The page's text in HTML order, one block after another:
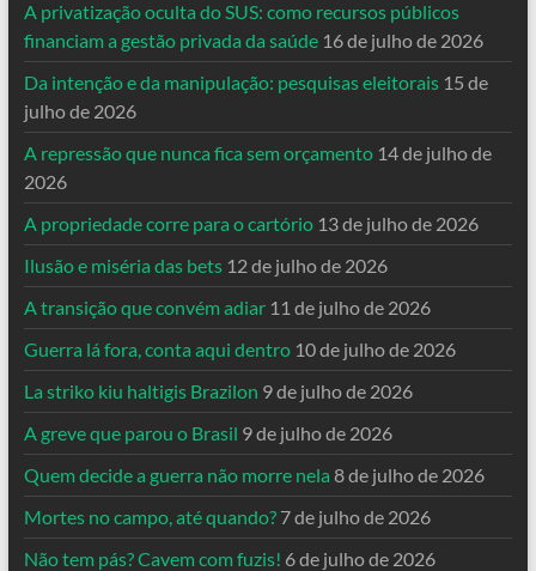
A privatização oculta do SUS: como recursos públicos
financiam a gestão privada da saúde 16 de julho de 2026
Da intenção e da manipulação: pesquisas eleitorais 15 de
julho de 2026
A repressão que nunca fica sem orçamento 14 de julho de
2026
A propriedade corre para o cartório 13 de julho de 2026
Ilusão e miséria das bets 12 de julho de 2026
A transição que convém adiar 11 de julho de 2026
Guerra lá fora, conta aqui dentro 10 de julho de 2026
La striko kiu haltigis Brazilon 9 de julho de 2026
A greve que parou o Brasil 9 de julho de 2026
Quem decide a guerra não morre nela 8 de julho de 2026
Mortes no campo, até quando? 7 de julho de 2026
Não tem pás? Cavem com fuzis! 6 de julho de 2026